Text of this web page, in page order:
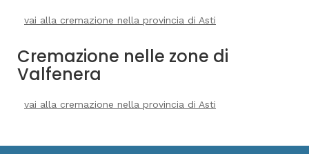
vai alla cremazione nella provincia di Asti
Cremazione nelle zone di
Valfenera
vai alla cremazione nella provincia di Asti